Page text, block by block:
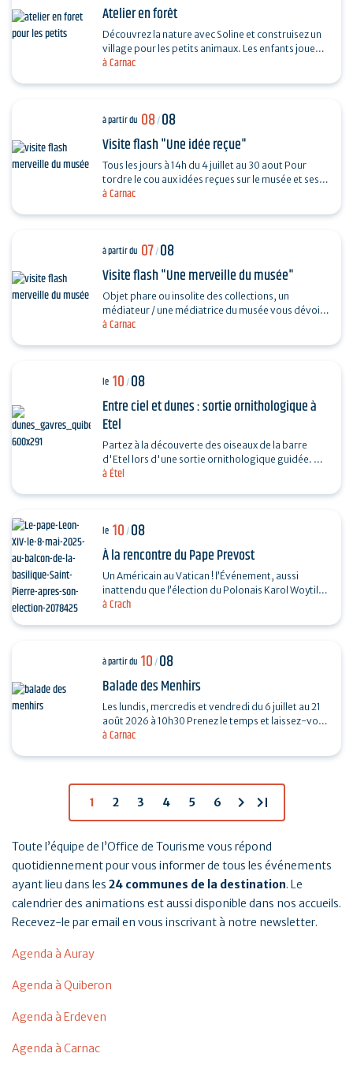
à Carnac
Atelier en forêt
Découvrez la nature avec Soline et construisez un
village pour les petits animaux. Les enfants jouent
et participent à diverses activités au cœur de…
à Carnac
à partir du 08/08
Visite flash "Une idée reçue"
Tous les jours à 14h du 4 juillet au 30 aout Pour
tordre le cou aux idées reçues sur le musée et ses
collections, piochez au hasard une question et…
à Carnac
à partir du 07/08
Visite flash "Une merveille du musée"
Objet phare ou insolite des collections, un
médiateur / une médiatrice du musée vous dévoile
son histoire. Sans réservation. Durée 30…
à Étel
le 10/08
Entre ciel et dunes : sortie ornithologique à
Etel
Partez à la découverte des oiseaux de la barre
d'Etel lors d'une sortie ornithologique guidée. Un
rendez-vous privilégié entre océan, dunes et…
à Crach
le 10/08
À la rencontre du Pape Prevost
Un Américain au Vatican ! l’Événement, aussi
inattendu que l’élection du Polonais Karol Woytila
en son temps, donne à l’Église un Pape…
à Carnac
à partir du 10/08
Balade des Menhirs
Les lundis, mercredis et vendredi du 6 juillet au 21
août 2026 à 10h30 Prenez le temps et laissez-vous
guider pour une balade le long des…
1 2 3 4 5 6 chevron_right last_page
Toute l’équipe de l’Office de Tourisme vous répond
quotidiennement pour vous informer de tous les événements
ayant lieu dans les 24 communes de la destination. Le
calendrier des animations est aussi disponible dans nos accueils.
Recevez-le par email en vous inscrivant à notre newsletter.
Agenda à Auray
Agenda à Quiberon
Agenda à Erdeven
Agenda à Carnac